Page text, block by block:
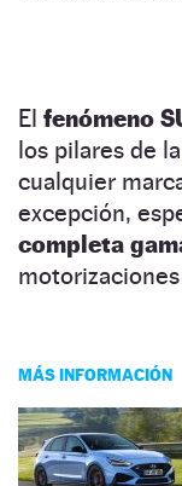
El fenómeno
los pilares de la
cualquier
excepción,
completa
MÁS INFORMACIÓN